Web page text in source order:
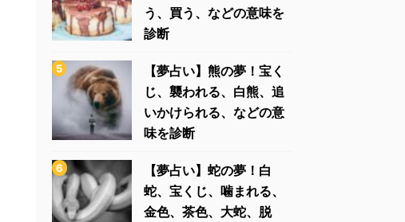
う、買う、などの意味を
診断
【夢占い】熊の夢！宝く
じ、襲われる、白熊、追
いかけられる、などの意
味を診断
【夢占い】蛇の夢！白
蛇、宝くじ、噛まれる、
金色、茶色、大蛇、脱